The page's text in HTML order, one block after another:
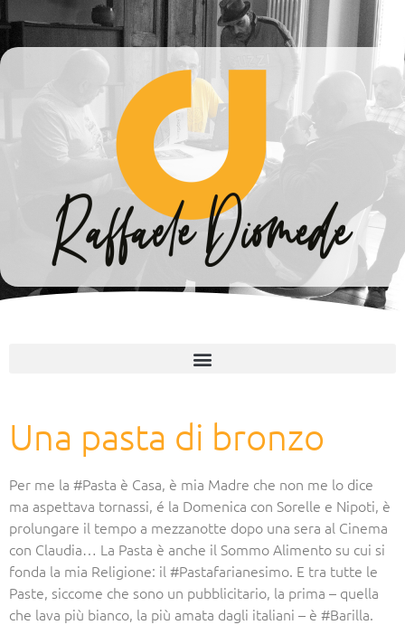
Una pasta di bronzo
Per me la #Pasta è Casa, è mia Madre che non me lo dice
ma aspettava tornassi, é la Domenica con Sorelle e Nipoti, è
prolungare il tempo a mezzanotte dopo una sera al Cinema
con Claudia… La Pasta è anche il Sommo Alimento su cui si
fonda la mia Religione: il #Pastafarianesimo. E tra tutte le
Paste, siccome che sono un pubblicitario, la prima – quella
che lava più bianco, la più amata dagli italiani – è #Barilla.